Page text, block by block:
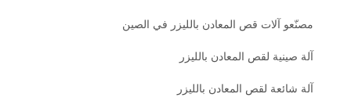
مصنّعو آلات قص المعادن بالليزر في الصين
آلة صينية لقص المعادن بالليزر
آلة شائعة لقص المعادن بالليزر